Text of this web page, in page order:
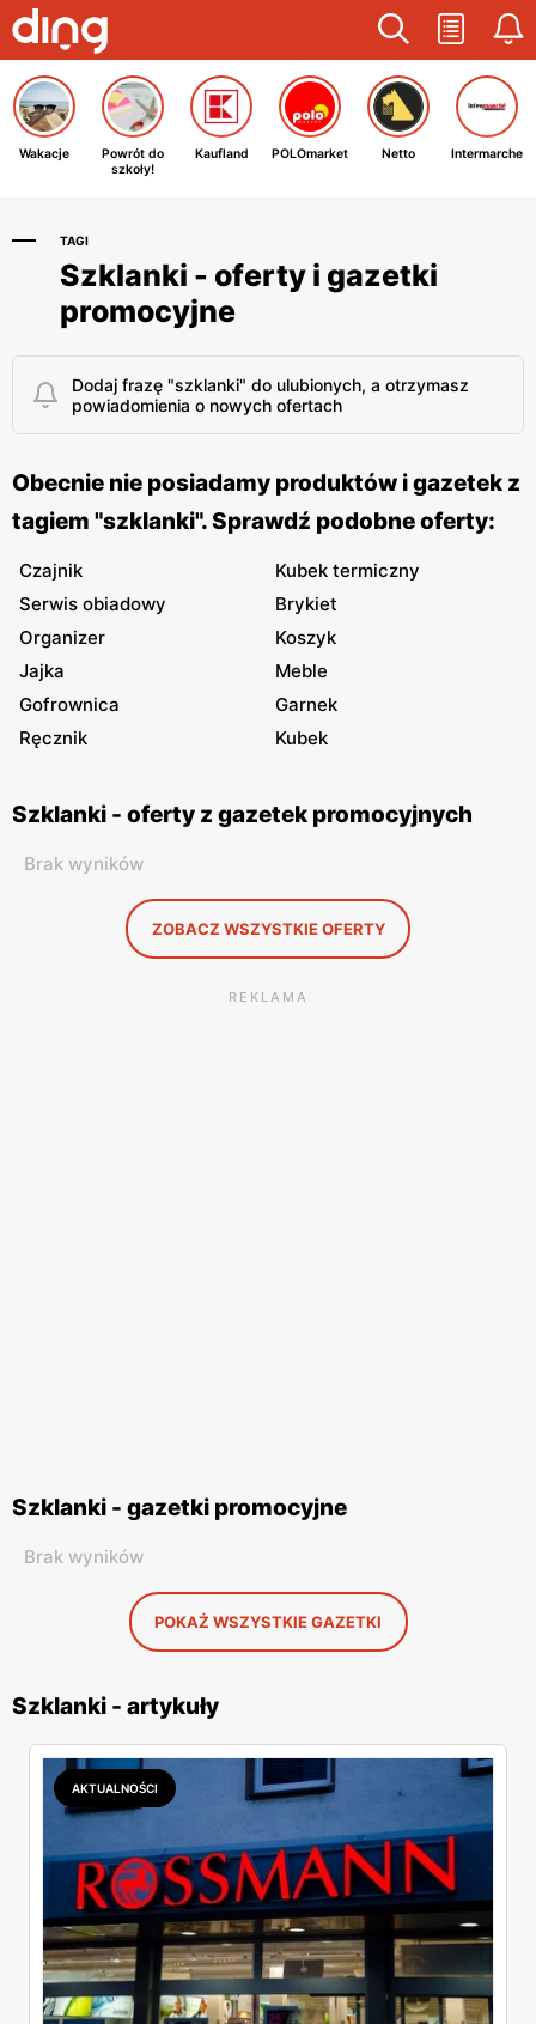
Wakacje
Powrót do
szkoły!
Kaufland POLOmarket Netto Intermarche
TAGI
Szklanki - oferty i gazetki
promocyjne
Dodaj frazę "szklanki" do ulubionych, a otrzymasz
powiadomienia o nowych ofertach
Obecnie nie posiadamy produktów i gazetek z
tagiem "szklanki". Sprawdź podobne oferty:
Czajnik
Kubek termiczny
Serwis obiadowy
Brykiet
Organizer
Koszyk
Jajka
Meble
Gofrownica
Garnek
Ręcznik
Kubek
Szklanki - oferty z gazetek promocyjnych
Brak wyników
ZOBACZ WSZYSTKIE OFERTY
REKLAMA
Szklanki - gazetki promocyjne
Brak wyników
POKAŻ WSZYSTKIE GAZETKI
Szklanki - artykuły
AKTUALNOŚCI